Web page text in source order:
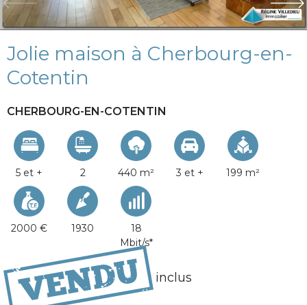
Jolie maison à Cherbourg-en-
Cotentin
CHERBOURG-EN-COTENTIN
5 et + 2 440 m² 3 et + 199 m²
2000 € 1930
18
Mbit/s*
336 000 €Honoraires inclus